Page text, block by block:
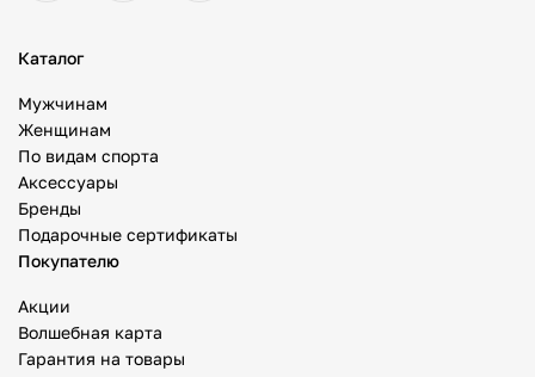
Каталог
Мужчинам
Женщинам
По видам спорта
Аксессуары
Бренды
Подарочные сертификаты
Покупателю
Акции
Волшебная карта
Гарантия на товары